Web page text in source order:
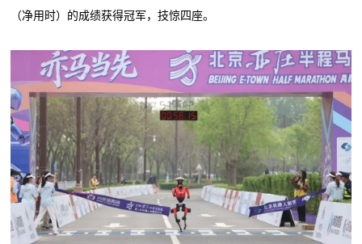
（净用时）的成绩获得冠军，技惊四座。